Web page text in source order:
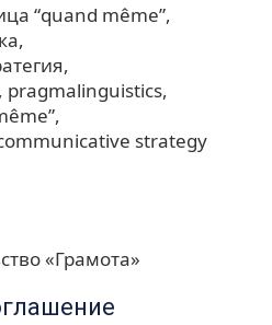
“quand même”
pragmalinguistics
strategy
«Грамота»